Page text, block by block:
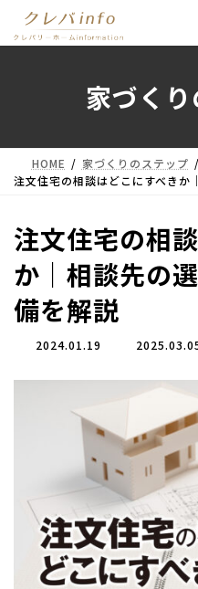
テ
キ
ゲ
に
家づく
HOME
家づくりのステップ
注文住宅の相談はどこにすべきか
注文住宅の相
か｜相談先の
備を解説
2024.01.19
最
更
時
: